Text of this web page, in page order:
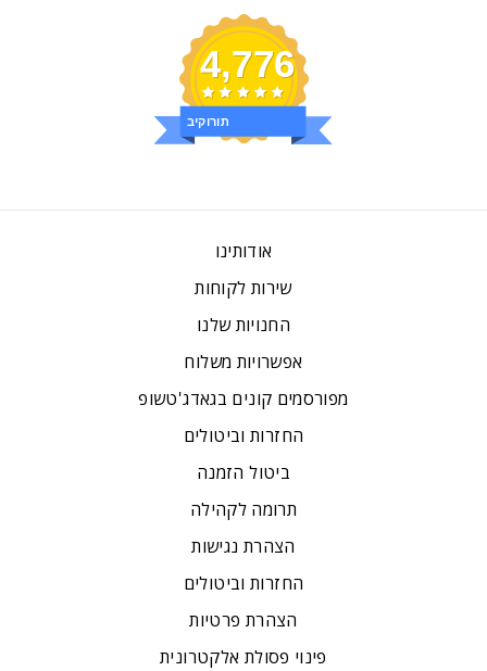
4,776
ביקורות
אודותינו
שירות לקוחות
החנויות שלנו
אפשרויות משלוח
מפורסמים קונים בגאדג'טשופ
החזרות וביטולים
ביטול הזמנה
תרומה לקהילה
הצהרת נגישות
החזרות וביטולים
הצהרת פרטיות
פינוי פסולת אלקטרונית